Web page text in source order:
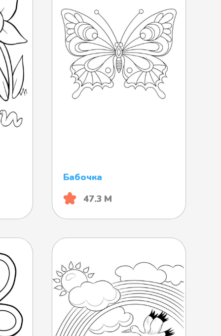
Бабочка
47.3 М